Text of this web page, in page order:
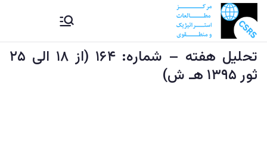
to
content
CSRS |
مرکز
مرکز مطالعات استراتیژيک و
منطقوی دستراتېژیکو او
سیمه ییزو څېړنو مرکز
تحليل هفته – شماره: ۱۶۴ (از ۱۸ الی ۲۵
ثور ۱۳۹۵ هـ ش)